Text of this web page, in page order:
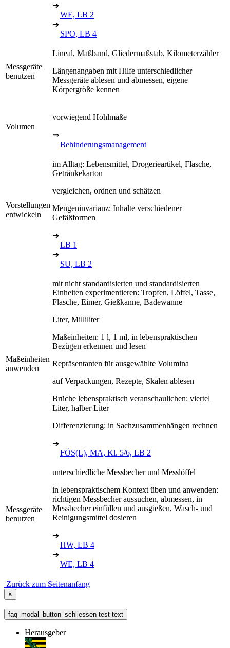
➔
WE, LB 2
➔
SPO, LB 4
Messgeräte
benutzen
Lineal, Maßband, Gliedermaßstab, Kilometerzähler
Längenangaben mit Hilfe unterschiedlicher
Messgeräte ablesen und abmessen, eigene
Körpergröße kennen
Volumen
vorwiegend Hohlmaße
⇒
Behinderungsmanagement
Vorstellungen
entwickeln
im Alltag: Lebensmittel, Drogerieartikel, Flasche,
Getränkekarton
vergleichen, ordnen und schätzen
Mengeninvarianz: Inhalte verschiedener
Gefäßformen
➔
LB 1
➔
SU, LB 2
Maßeinheiten
anwenden
mit nicht standardisierten und standardisierten
Einheiten experimentieren: Tropfen, Löffel, Tasse,
Flasche, Eimer, Gießkanne, Badewanne
Liter, Milliliter
Maßeinheiten: 1 l, 1 ml, in lebenspraktischen
Bezügen erkennen und lesen
Repräsentanten für ausgewählte Volumina
auf Verpackungen, Rezepte, Skalen ablesen
Brüche lebenspraktisch veranschaulichen: viertel
Liter, halber Liter
Differenzierung: in Sachzusammenhängen rechnen
➔
FÖS(L), MA, Kl. 5/6, LB 2
Messgeräte
benutzen
unterschiedliche Messbecher und Messlöffel
in lebenspraktischem Kontext üben und anwenden:
richtigen Messbecher aussuchen, abmessen, in
Messbecher einfüllen und ausgießen, Wasch- und
Reinigungsmittel dosieren
➔
HW, LB 4
➔
WE, LB 4
Zurück zum Seitenanfang
×
faq_modal_button_schliessen test text
Herausgeber